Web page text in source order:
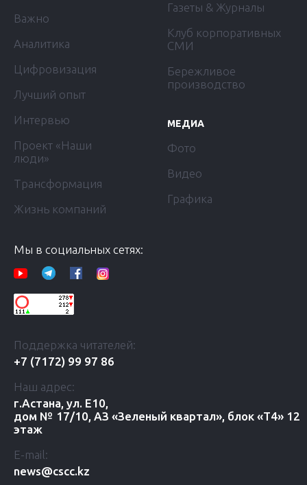
Важно
Аналитика
Цифровизация
Лучший опыт
Интервью
Проект «Наши
люди»
Трансформация
Жизнь компаний
Газеты & Журналы
Клуб корпоративных
СМИ
Бережливое
производство
МЕДИА
Фото
Видео
Графика
Мы в социальных сетях:
Поддержка читателей:
+7 (7172) 99 97 86
Наш адрес:
г.Астана, ул. Е10,
дом № 17/10, АЗ «Зеленый квартал», блок «Т4» 12
этаж
E-mail:
news@cscc.kz